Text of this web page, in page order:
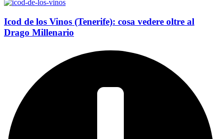
Icod de los Vinos (Tenerife): cosa vedere oltre al
Drago Millenario